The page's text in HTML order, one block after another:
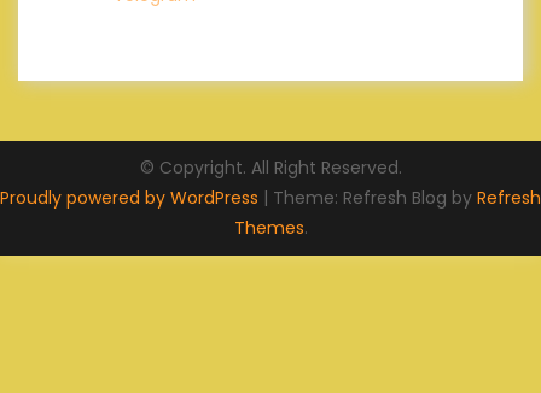
© Copyright. All Right Reserved.
Proudly powered by WordPress | Theme: Refresh Blog by Refresh
Themes.